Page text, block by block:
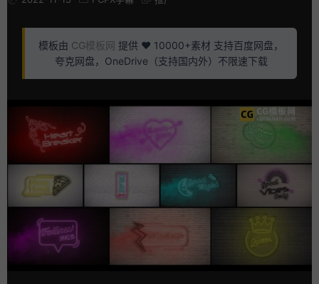
模板由 CG模板网 提供 ❤️ 10000+素材 支持百度网盘，
夸克网盘，OneDrive（支持国内外）不限速下载